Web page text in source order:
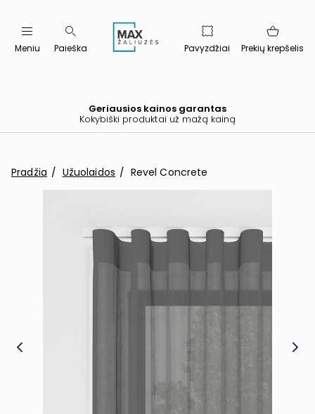
Meniu Paieška Pavyzdžiai Prekių krepšelis
Geriausios kainos garantas
Kokybiški produktai už mažą kainą
Pradžia Užuolaidos Revel Concrete